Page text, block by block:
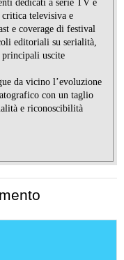
dedicati a serie TV e
televisiva e
e coverage di festival
editoriali su serialità,
principali uscite
da vicino l’evoluzione
con un taglio
e riconoscibilità